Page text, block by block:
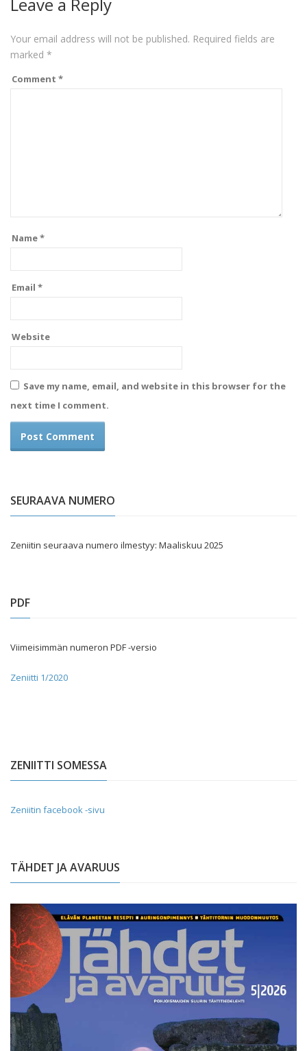
Your email address will not be published. Required fields are
marked *
Comment *
Name*
Email *
Website
Save my name, email, and website in this browser for the
next time I comment.
SEURAAVA NUMERO
Zeniitin seuraava numero ilmestyy: Maaliskuu 2025
PDF
Viimeisimmän numeron PDF -versio
Zeniitti 1/2020
ZENIITTI SOMESSA
Zeniitin facebook -sivu
TÄHDET JA AVARUUS